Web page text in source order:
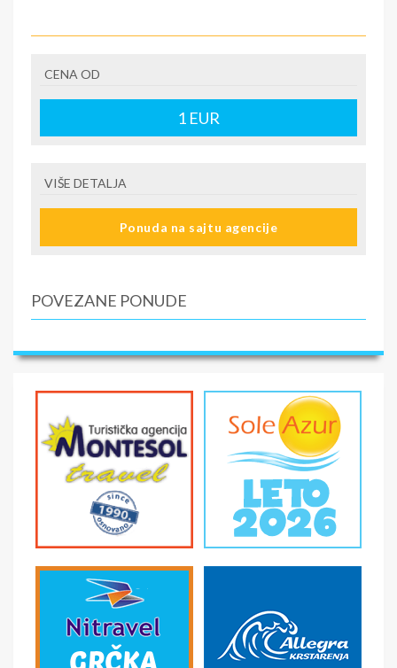
CENA OD
1 EUR
VIŠE DETALJA
Ponuda na sajtu agencije
POVEZANE PONUDE